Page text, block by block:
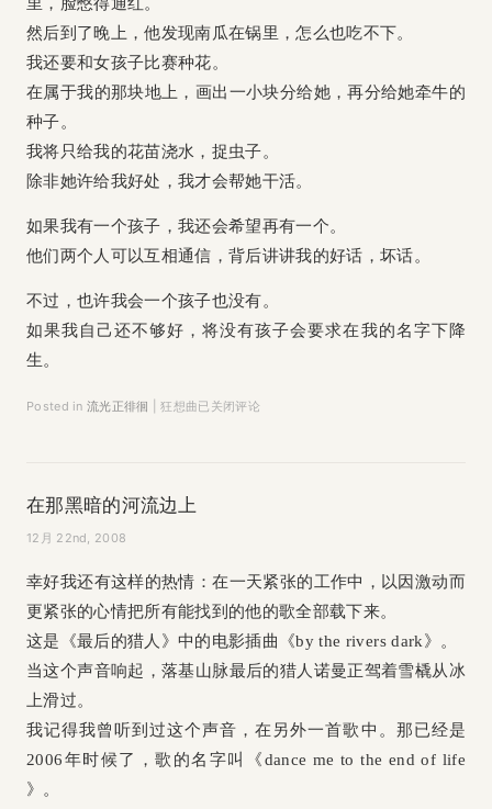
然后到了晚上，他发现南瓜在锅里，怎么也吃不下。
我还要和女孩子比赛种花。
在属于我的那块地上，画出一小块分给她，再分给她牵牛的
种子。
我将只给我的花苗浇水，捉虫子。
除非她许给我好处，我才会帮她干活。
如果我有一个孩子，我还会希望再有一个。
他们两个人可以互相通信，背后讲讲我的好话，坏话。
不过，也许我会一个孩子也没有。
如果我自己还不够好，将没有孩子会要求在我的名字下降
生。
Posted in 流光正徘徊 |狂想曲已关闭评论
在那黑暗的河流边上
12月 22nd, 2008
幸好我还有这样的热情：在一天紧张的工作中，以因激动而
更紧张的心情把所有能找到的他的歌全部载下来。
这是《最后的猎人》中的电影插曲《by the rivers dark》。
当这个声音响起，落基山脉最后的猎人诺曼正驾着雪橇从冰
上滑过。
我记得我曾听到过这个声音，在另外一首歌中。那已经是
2006年时候了，歌的名字叫《dance me to the end of life
》。